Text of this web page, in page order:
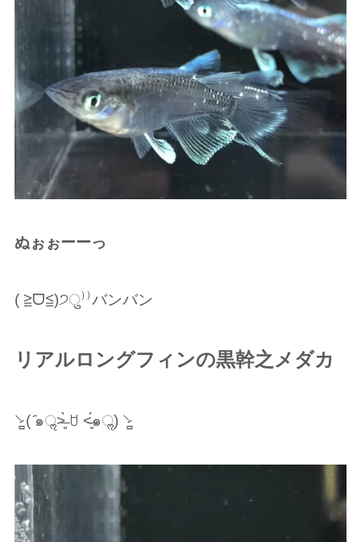
ぬぉぉーーっ
( ≧︎ᗜ≦︎)੭ु⁾⁾バンバン
リアルロングフィンの黒幹之メダカ
⸌̷̻ ( ᷇๑ॢ˃̶͈̀ ꇴ ˂̶͈́๑ॢ) ⸌̷̻